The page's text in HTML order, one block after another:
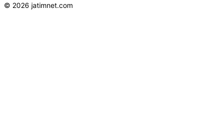
© 2026 jatimnet.com